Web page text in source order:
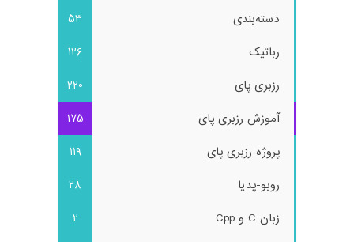
دسته‌بندی
53
رباتیک
126
رزبری پای
220
آموزش رزبری پای
175
پروژه رزبری پای
119
روبو-پدیا
28
زبان C و Cpp
2